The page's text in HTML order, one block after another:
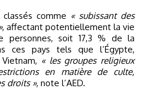
comme « subissant des
, affectant potentiellement la vie
personnes, soit 17,3 % de la
ces pays tels que l’Égypte,
« les groupes religieux
en matière de culte,
droits », note l’AED.